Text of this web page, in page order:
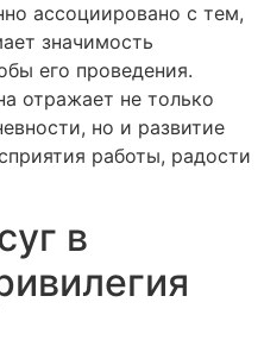
ассоциировано с тем,
значимость
его проведения.
отражает не только
но и развитие
работы, радости
в